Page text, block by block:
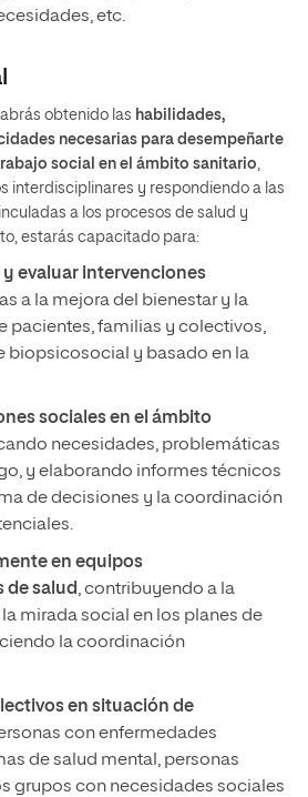
etc.
obtenido las habilidades,
necesarias para desempeñarte
social en el ámbito sanitario,
interdisciplinares y respondiendo a las
a los procesos de salud y
estarás capacitado para:
y evaluar intervenciones
a la mejora del bienestar y la
pacientes, familias y colectivos,
biopsicosocial y basado en la
sociales en el ámbito
necesidades, problemáticas
y elaborando informes técnicos
de decisiones y la coordinación
en equipos
de salud, contribuyendo a la
mirada social en los planes de
la coordinación
en situación de
con enfermedades
de salud mental, personas
grupos con necesidades sociales